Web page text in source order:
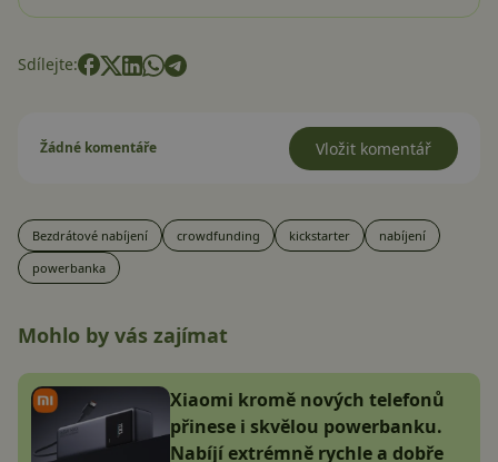
Sdílejte:
Žádné komentáře Vložit komentář
Bezdrátové nabíjení crowdfunding kickstarter
nabíjení
powerbanka
Mohlo by vás zajímat
Xiaomi kromě nových telefonů
přinese i skvělou powerbanku.
Nabíjí extrémně rychle a dobře